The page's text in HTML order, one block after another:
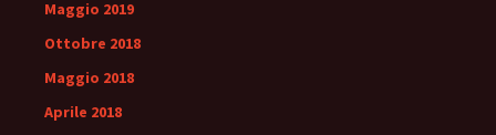
Maggio 2019
Ottobre 2018
Maggio 2018
Aprile 2018